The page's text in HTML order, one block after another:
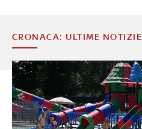
CRONACA: ULTIME NOTIZIE